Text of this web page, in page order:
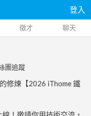
登入
徵才 聊天
團追蹤
修煉【2026 iThome 鐵